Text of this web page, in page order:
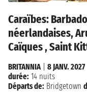
Caraïbes:
néerlandaises,
Caïques , Saint
BRITANNIA| 8 JANV. 2027
durée: 14 nuits
Départs de: Bridgetown